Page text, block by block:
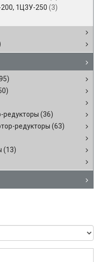
1Ц3У-250 (3)
редукторы (36)
редукторы (63)
(13)